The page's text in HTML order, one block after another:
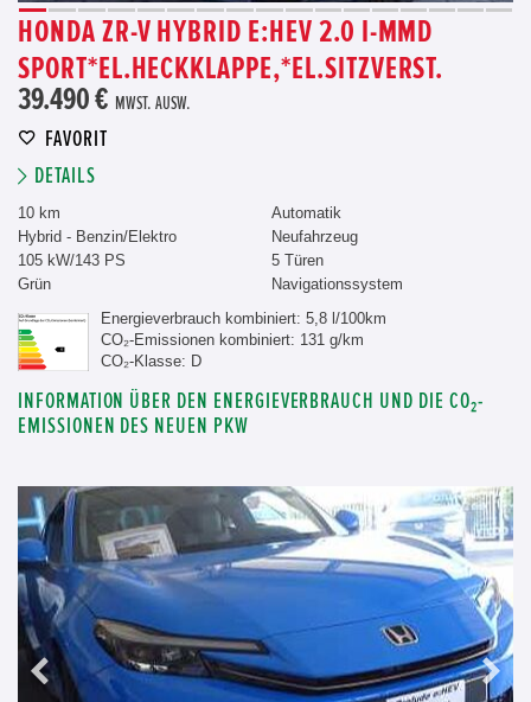
HONDA ZR-V HYBRID E:HEV 2.0 I-MMD
SPORT*EL.HECKKLAPPE,*EL.SITZVERST.
39.490 € MWST. AUSW.
FAVORIT
DETAILS
10 km
Hybrid - Benzin/Elektro
105 kW/143 PS
Grün
Automatik
Neufahrzeug
5 Türen
Navigationssystem
Energieverbrauch kombiniert: 5,8 l/100km
CO₂-Emissionen kombiniert: 131 g/km
CO₂-Klasse: D
INFORMATION ÜBER DEN ENERGIEVERBRAUCH UND DIE CO₂-
EMISSIONEN DES NEUEN PKW